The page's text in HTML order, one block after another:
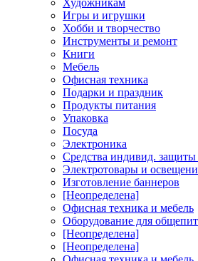
Художникам
Игры и игрушки
Хобби и творчество
Инструменты и ремонт
Книги
Мебель
Офисная техника
Подарки и праздник
Продукты питания
Упаковка
Посуда
Электроника
Средства индивид.
Электротовары и
Изготовление баннеров
[Неопределена]
Офисная техника и мебель
Оборудование для
[Неопределена]
[Неопределена]